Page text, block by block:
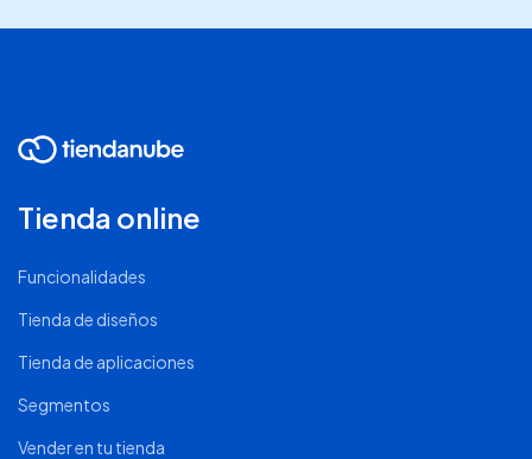
Tienda online
Funcionalidades
Tienda de diseños
Tienda de aplicaciones
Segmentos
Vender en tu tienda